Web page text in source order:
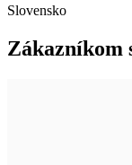
Slovensko
Zákazníkom